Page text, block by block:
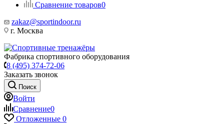
Сравнение товаров0
zakaz@sportindoor.ru
г. Москва
Фабрика спортивного оборудования
8 (495) 374-72-06
Заказать звонок
Поиск
Войти
Сравнение0
Отложенные 0